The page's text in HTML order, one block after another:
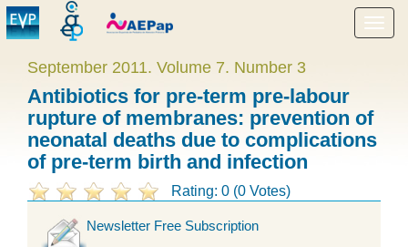
Show
menu
September 2011. Volume 7. Number 3
Antibiotics for pre-term pre-labour
rupture of membranes: prevention of
neonatal deaths due to complications
of pre-term birth and infection
Rating: 0 (0 Votes)
Newsletter Free Subscription